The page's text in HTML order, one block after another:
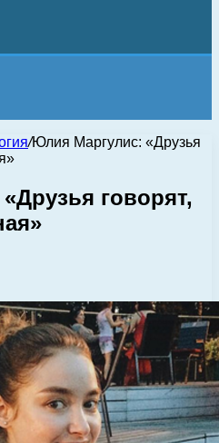
/Юлия Маргулис: «Друзья
говорят,